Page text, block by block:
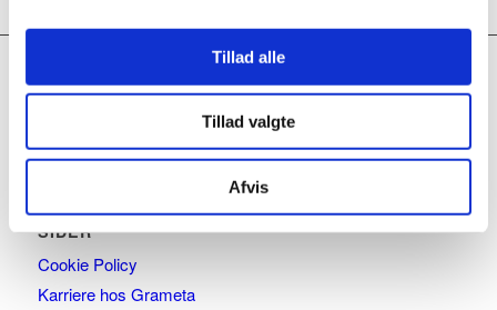
Tillad alle
Tillad valgte
Afvis
INTERESTING LINKS
Here are some interesting links for you! Enjoy your stay :)
SIDER
Cookie Policy
Karriere hos Grameta